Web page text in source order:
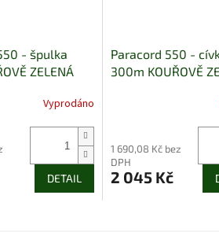
- špulka
ZELENÁ
Vyprodáno
DETAIL
Paracord 550 -
300m KOUŘOVĚ
1 690,08 Kč bez
DPH
2 045 Kč